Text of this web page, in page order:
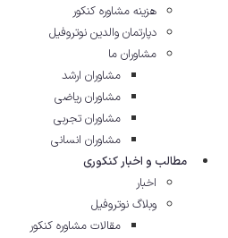
هزینه مشاوره کنکور
دپارتمان والدین نوتروفیل
مشاوران ما
مشاوران ارشد
مشاوران ریاضی
مشاوران تجربی
مشاوران انسانی
مطالب و اخبار کنکوری
اخبار
وبلاگ نوتروفیل
مقالات مشاوره‌ کنکور